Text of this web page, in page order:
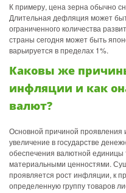
К примеру, цена зерна обычно
Длительная дефляция может
ограниченного количества
страны сегодня может быть
варьируется в пределах 1%.
Каковы же
инфляции и как
валют?
Основной причиной
увеличение в государстве
обеспечения валютной
материальными ценностями.
проявляется рост инфляции, к
определенную группу товаров